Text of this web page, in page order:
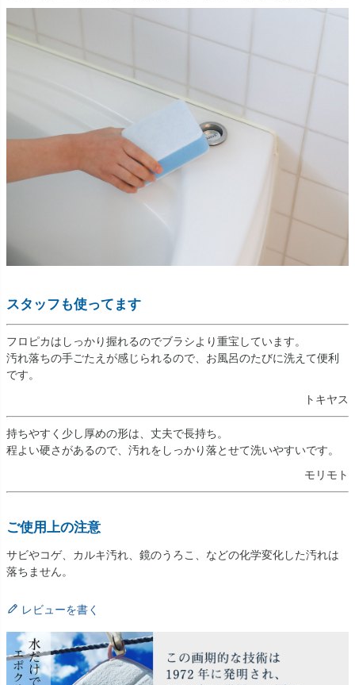
スタッフも使ってます
フロピカはしっかり握れるのでブラシより重宝しています。
汚れ落ちの手ごたえが感じられるので、お風呂のたびに洗えて便利
です。
トキヤス
持ちやすく少し厚めの形は、丈夫で長持ち。
程よい硬さがあるので、汚れをしっかり落とせて洗いやすいです。
モリモト
ご使用上の注意
サビやコゲ、カルキ汚れ、鏡のうろこ、などの化学変化した汚れは
落ちません。
レビューを書く